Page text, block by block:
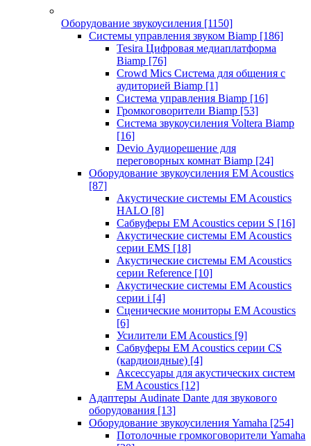
Оборудование звукоусиления [1150]
Системы управления звуком Biamp [186]
Tesira Цифровая медиаплатформа
Biamp [76]
Crowd Mics Система для общения с
аудиторией Biamp [1]
Система управления Biamp [16]
Громкоговорители Biamp [53]
Система звукоусиления Voltera Biamp
[16]
Devio Аудиорешение для
переговорных комнат Biamp [24]
Оборудование звукоусиления EM Acoustics
[87]
Акустические системы EM Acoustics
HALO [8]
Сабвуферы EM Acoustics серии S [16]
Акустические системы EM Acoustics
серии EMS [18]
Акустические системы EM Acoustics
серии Reference [10]
Акустические системы EM Acoustics
серии i [4]
Сценические мониторы EM Acoustics
[6]
Усилители EM Acoustics [9]
Сабвуферы EM Acoustics серии CS
(кардиоидные) [4]
Аксессуары для акустических систем
EM Acoustics [12]
Адаптеры Audinate Dante для звукового
оборудования [13]
Оборудование звукоусиления Yamaha [254]
Потолочные громкоговорители Yamaha